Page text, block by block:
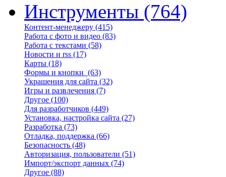
Инструменты (764)
Контент-менеджеру (415)
Работа с фото и видео (83)
Работа с текстами (58)
Новости и rss (17)
Карты (18)
Формы и кнопки (63)
Украшения для сайта (32)
Игры и развлечения (7)
Другое (100)
Для разработчиков (449)
Установка, настройка сайта (27)
Разработка (73)
Отладка, поддержка (66)
Безопасность (48)
Авторизация, пользователи (51)
Импорт/экспорт данных (74)
Другое (88)